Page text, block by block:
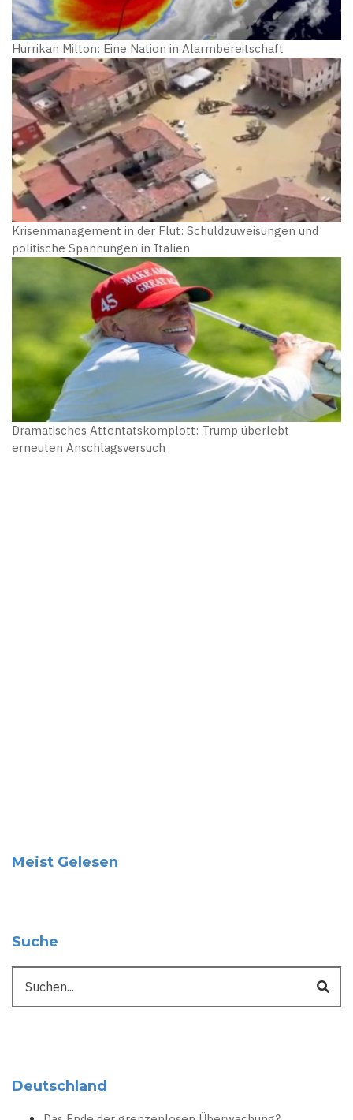
Hurrikan Milton: Eine Nation in Alarmbereitschaft
Krisenmanagement in der Flut: Schuldzuweisungen und
politische Spannungen in Italien
Dramatisches Attentatskomplott: Trump überlebt
erneuten Anschlagsversuch
Meist Gelesen
Suche
Deutschland